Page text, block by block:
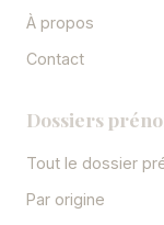
À propos
Contact
Dossiers
Tout le dossier
Par origine